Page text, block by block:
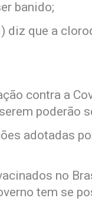
banido;
diz que a
contra a
poderão
adotadas
no
tem se